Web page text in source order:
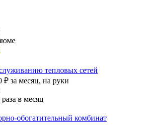
тепловых сетей
₽ за месяц, на руки
в месяц
обогатительный комбинат